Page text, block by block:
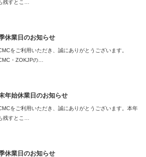
残すとこ…
休業日のお知らせ
をご利用いただき、誠にありがとうございます。
・ZOKJPの…
年始休業日のお知らせ
をご利用いただき、誠にありがとうございます。本年
残すとこ…
休業日のお知らせ